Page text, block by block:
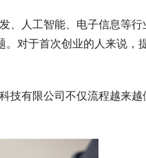
、人工智能、电子信息等行
。对于首次创业的人来说，
技有限公司不仅流程越来越